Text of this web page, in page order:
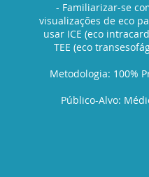
- Familiarizar-se
visualizações de eco
usar ICE (eco
TEE (eco
Metodologia: 100%
Público-Alvo: